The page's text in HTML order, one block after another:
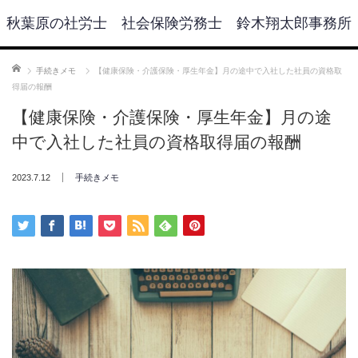
秋葉原の社労士 社会保険労務士 鈴木翔太郎事務所
ホーム 手続きメモ
【健康保険・介護保険・厚生年金】月の途中で入社した社員の資格取
得届の報酬
【健康保険・介護保険・厚生年金】月の途
中で入社した社員の資格取得届の報酬
2023.7.12 手続きメモ